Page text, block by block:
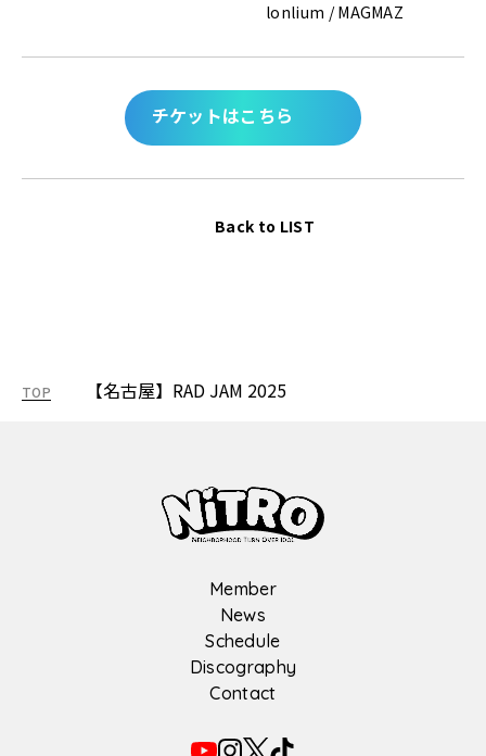
lonlium / MAGMAZ
チケットはこちら
Back to LIST
TOP 【名古屋】RAD JAM 2025
Member
News
Schedule
Discography
Contact